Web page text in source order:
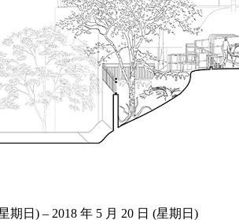
期日) – 2018 年 5 月 20 日 (星期日)